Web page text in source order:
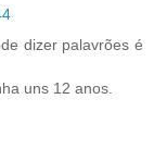
dizer palavrões é
uns 12 anos.